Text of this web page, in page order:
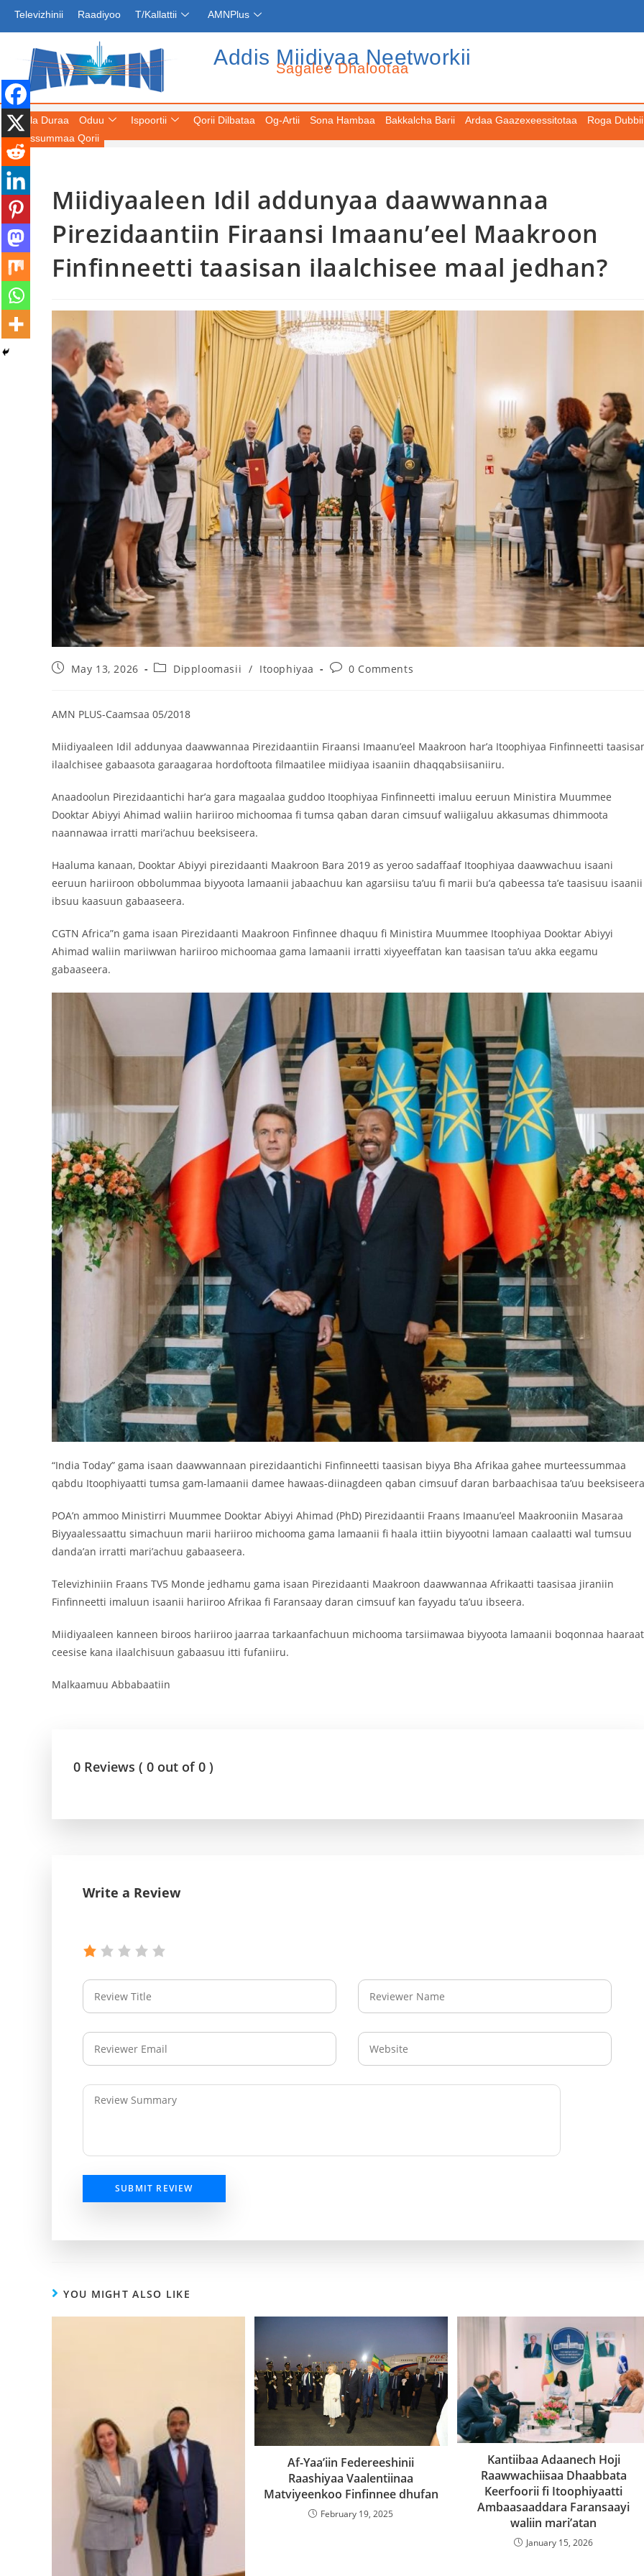
Televizhinii Raadiyoo T/Kallattii AMNPlus
Addis Miidiyaa Neetworkii
Sagalee Dhalootaa
Fuula Duraa Oduu
Dooktar Abiyyi Terminaala Haaraa
Buufata Xiyyaaraa Dajjaazmaach Balaay
Zallaqaa eebbisan
August 6, 2026
Dooktar Abiyyi Ahimad fi Giiftii Duree
Zinnaash Taayyaachoo dabalee
qondaaltootni hojii Mootummaa misooma
magaalaa Baahardaar daawwatan
August 6, 2026
Ispoortii Qorii Dilbataa Og-Artii Sona Hambaa Bakkalcha Barii Ardaa Gaazexeessitotaa
Roga Dubbii
Keessummaa Qorii
Miidiyaaleen Idil addunyaa daawwannaa
Pirezidaantiin Firaansi Imaanu’eel Maakroon
Finfinneetti taasisan ilaalchisee maal jedhan?
May 13, 2026 Dipploomasii / Itoophiyaa 0 Comments
AMN PLUS-Caamsaa 05/2018
Miidiyaaleen Idil addunyaa daawwannaa Pirezidaantiin Firaansi Imaanu’eel Maakroon har’a Itoophiyaa Finfinneetti
ilaalchisee gabaasota garaagaraa hordoftoota filmaatilee miidiyaa isaaniin dhaqqabsiisaniiru.
Anaadoolun Pirezidaantichi har’a gara magaalaa guddoo Itoophiyaa Finfinneetti imaluu eeruun Ministira Muummee
Dooktar Abiyyi Ahimad waliin hariiroo michoomaa fi tumsa qaban daran cimsuuf waliigaluu akkasumas dhimmoota
naannawaa irratti mari’achuu beeksiseera.
Haaluma kanaan, Dooktar Abiyyi pirezidaanti Maakroon Bara 2019 as yeroo sadaffaaf Itoophiyaa daawwachuu isaani
eeruun hariiroon obbolummaa biyyoota lamaanii jabaachuu kan agarsiisu ta’uu fi marii bu’a qabeessa ta’e taasisuu isaanii
ibsuu kaasuun gabaaseera.
CGTN Africa”n gama isaan Pirezidaanti Maakroon Finfinnee dhaquu fi Ministira Muummee Itoophiyaa Dooktar Abiyyi
Ahimad waliin mariiwwan hariiroo michoomaa gama lamaanii irratti xiyyeeffatan kan taasisan ta’uu akka eegamu
gabaaseera.
“India Today” gama isaan daawwannaan pirezidaantichi Finfinneetti taasisan biyya Bha Afrikaa gahee murteessummaa
qabdu Itoophiyaatti tumsa gam-lamaanii damee hawaas-diinagdeen qaban cimsuuf daran barbaachisaa ta’uu
POA’n ammoo Ministirri Muummee Dooktar Abiyyi Ahimad (PhD) Pirezidaantii Fraans Imaanu’eel Maakrooniin Masaraa
Biyyaalessaattu simachuun marii hariiroo michooma gama lamaanii fi haala ittiin biyyootni lamaan caalaatti wal tumsuu
danda’an irratti mari’achuu gabaaseera.
Televizhiniin Fraans TV5 Monde jedhamu gama isaan Pirezidaanti Maakroon daawwannaa Afrikaatti taasisaa jiraniin
Finfinneetti imaluun isaanii hariiroo Afrikaa fi Faransaay daran cimsuuf kan fayyadu ta’uu ibseera.
Miidiyaaleen kanneen biroos hariiroo jaarraa tarkaanfachuun michooma tarsiimawaa biyyoota lamaanii boqonnaa
ceesise kana ilaalchisuun gabaasuu itti fufaniiru.
Malkaamuu Abbabaatiin
0 Reviews ( 0 out of 0 )
Write a Review
SUBMIT REVIEW
YOU MIGHT ALSO LIKE
Af-Yaa’iin Federeeshinii
Raashiyaa Vaalentiinaa
Matviyeenkoo Finfinnee dhufan
February 19, 2025
Kantiibaa Adaanech Hoji
Raawwachiisaa Dhaabbata
Keerfoorii fi Itoophiyaatti
Ambaasaaddara Faransaayi
waliin mari’atan
January 15, 2026